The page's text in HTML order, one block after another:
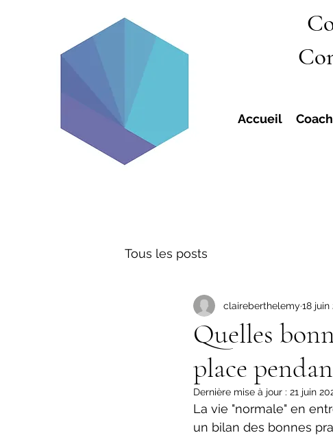
Accueil
Tous les posts
Quelles
place
claireberthelemy 18 juin
Dernière mise à jour : 21 juin
La vie "normale" en
un bilan des bonnes